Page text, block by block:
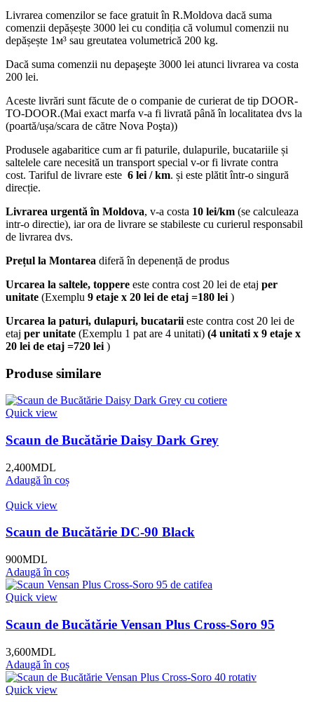
Livrarea comenzilor se face gratuit în R.Moldova dacă suma
comenzii depășește 3000 lei cu condiția că volumul comenzii nu
depășește 1м³ sau greutatea volumetrică 200 kg.
Dacă suma comenzii nu depaşeşte 3000 lei atunci livrarea va costa
200 lei.
Aceste livrări sunt făcute de o companie de curierat de tip DOOR-
TO-DOOR.(Mai exact marfa v-a fi livrată până în localitatea dvs la
(poartă/ușa/scara de către Nova Poşta))
Produsele agabaritice cum ar fi paturile, dulapurile, bucatariile și
saltelele care necesită un transport special v-or fi livrate contra
cost. Tariful de livrare este 6 lei / km. și este plătit într-o singură
direcție.
Livrarea urgentă în Moldova, v-a costa 10 lei/km (se calculeaza
intr-o directie), iar ora de livrare se stabileste cu curierul responsabil
de livrarea dvs.
Prețul la Montarea diferă în depenență de produs
Urcarea la saltele, toppere este contra cost 20 lei de etaj per
unitate (Exemplu 9 etaje x 20 lei de etaj =180 lei )
Urcarea la paturi, dulapuri, bucatarii este contra cost 20 lei de
etaj per unitate (Exemplu 1 pat are 4 unitati) (4 unitati x 9 etaje x
20 lei de etaj =720 lei )
Produse similare
Quick view
Scaun de Bucătărie Daisy Dark Grey
2,400MDL
Adaugă în coș
Quick view
Scaun de Bucătărie DC-90 Black
900MDL
Adaugă în coș
Quick view
Scaun de Bucătărie Vensan Plus Cross-Soro 95
3,600MDL
Adaugă în coș
Quick view